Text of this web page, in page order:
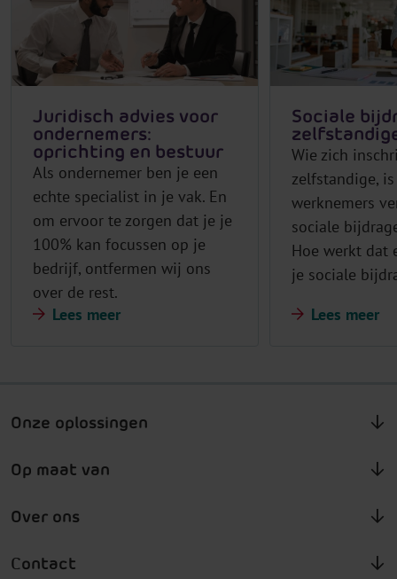
Juridisch advies voor
ondernemers:
oprichting en bestuur
Als ondernemer ben je een
echte specialist in je vak. En
om ervoor te zorgen dat je je
100% kan focussen op je
bedrijf, ontfermen wij ons
over de rest.
Lees meer
Sociale
Wie zich
zelfstandige,
werknemers
sociale
Hoe werkt dat
je sociale
Lees meer
Onze oplossingen
Op maat van
Over ons
Contact